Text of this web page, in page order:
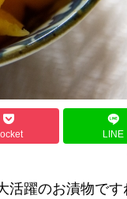
LINE
躍のお漬物です